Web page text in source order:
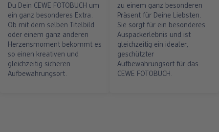
Du Dein CEWE FOTOBUCH um
ein ganz besonderes Extra.
Ob mit dem selben Titelbild
oder einem ganz anderen
Herzensmoment bekommt es
so einen kreativen und
gleichzeitig sicheren
Aufbewahrungsort.
zu einem ganz besonderen
Präsent für Deine Liebsten.
Sie sorgt für ein besonderes
Auspackerlebnis und ist
gleichzeitig ein idealer,
geschützter
Aufbewahrungsort für das
CEWE FOTOBUCH.